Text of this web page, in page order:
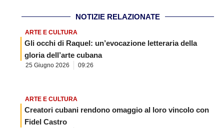
NOTIZIE RELAZIONATE
ARTE E CULTURA
Gli occhi di Raquel: un’evocazione letteraria della
gloria dell’arte cubana
25 Giugno 2026 09:26
ARTE E CULTURA
Creatori cubani rendono omaggio al loro vincolo con
Fidel Castro